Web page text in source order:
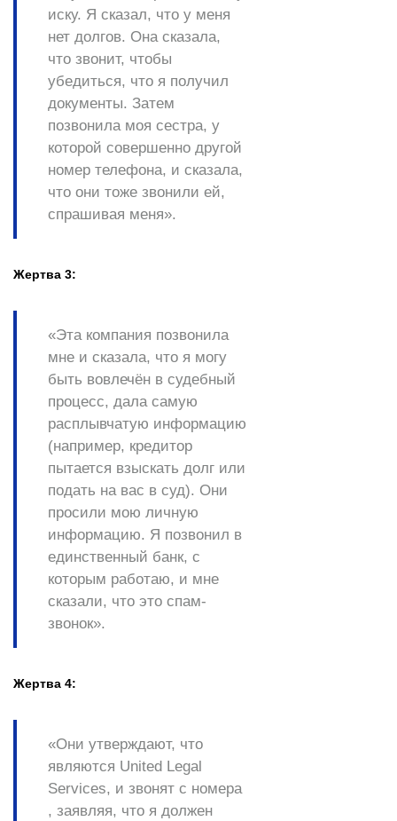
иску. Я сказал, что у меня
нет долгов. Она сказала,
что звонит, чтобы
убедиться, что я получил
документы. Затем
позвонила моя сестра, у
которой совершенно другой
номер телефона, и сказала,
что они тоже звонили ей,
спрашивая меня».
Жертва 3:
«Эта компания позвонила
мне и сказала, что я могу
быть вовлечён в судебный
процесс, дала самую
расплывчатую информацию
(например, кредитор
пытается взыскать долг или
подать на вас в суд). Они
просили мою личную
информацию. Я позвонил в
единственный банк, с
которым работаю, и мне
сказали, что это спам-
звонок».
Жертва 4:
«Они утверждают, что
являются United Legal
Services, и звонят с номера
, заявляя, что я должен